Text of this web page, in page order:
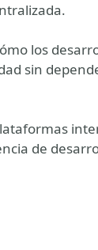
los
sin
de